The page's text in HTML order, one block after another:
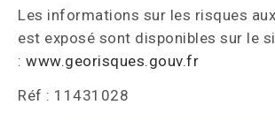
Les informations sur les risques
est exposé sont disponibles sur le
: www.georisques.gouv.fr
Réf : 11431028